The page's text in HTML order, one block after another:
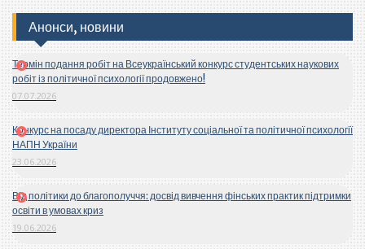
Анонси, новини
Термін подання робіт на Всеукраїнський конкурс студентських наукових
робіт із політичної психології продовжено!
07.07.2026
Конкурс на посаду директора Інституту соціальної та політичної психології
НАПН України
23.06.2026
Від політики до благополуччя: досвід вивчення фінських практик підтримки
освіти в умовах криз
19.06.2026